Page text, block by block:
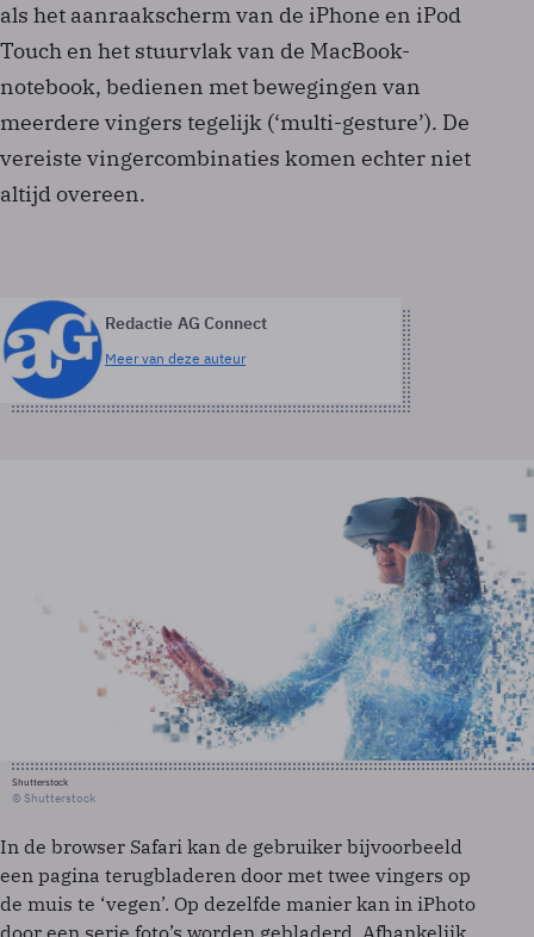
als het aanraakscherm van de iPhone en iPod
Touch en het stuurvlak van de MacBook-
notebook, bedienen met bewegingen van
meerdere vingers tegelijk (‘multi-gesture’). De
vereiste vingercombinaties komen echter niet
altijd overeen.
Redactie AG Connect
Meer van deze auteur
Shutterstock
© Shutterstock
In de browser Safari kan de gebruiker bijvoorbeeld
een pagina terugbladeren door met twee vingers op
de muis te ‘vegen’. Op dezelfde manier kan in iPhoto
door een serie foto’s worden gebladerd. Afhankelijk